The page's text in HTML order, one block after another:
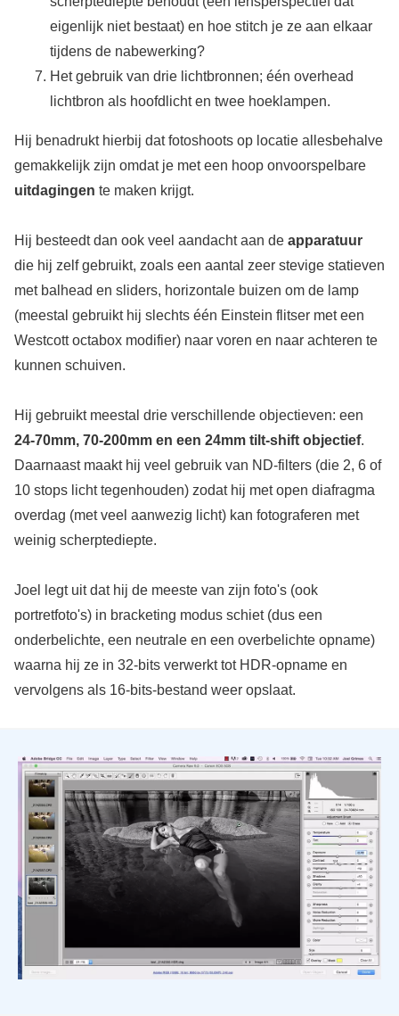
eigenlijk niet bestaat) en hoe stitch je ze aan elkaar
tijdens de nabewerking?
Het gebruik van drie lichtbronnen; één overhead
lichtbron als hoofdlicht en twee hoeklampen.
Hij benadrukt hierbij dat fotoshoots op locatie allesbehalve
gemakkelijk zijn omdat je met een hoop onvoorspelbare
uitdagingen te maken krijgt.
Hij besteedt dan ook veel aandacht aan de apparatuur
die hij zelf gebruikt, zoals een aantal zeer stevige statieven
met balhead en sliders, horizontale buizen om de lamp
(meestal gebruikt hij slechts één Einstein flitser met een
Westcott octabox modifier) naar voren en naar achteren te
kunnen schuiven.
Hij gebruikt meestal drie verschillende objectieven: een
24-70mm, 70-200mm en een 24mm tilt-shift objectief.
Daarnaast maakt hij veel gebruik van ND-filters (die 2, 6 of
10 stops licht tegenhouden) zodat hij met open diafragma
overdag (met veel aanwezig licht) kan fotograferen met
weinig scherptediepte.
Joel legt uit dat hij de meeste van zijn foto's (ook
portretfoto's) in bracketing modus schiet (dus een
onderbelichte, een neutrale en een overbelichte opname)
waarna hij ze in 32-bits verwerkt tot HDR-opname en
vervolgens als 16-bits-bestand weer opslaat.